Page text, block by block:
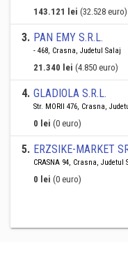
143.121 lei (32.528 euro)
3. PAN EMY S.R.L.
- 468, Crasna, Judetul Salaj
21.340 lei (4.850 euro)
4. GLADIOLA S.R.L.
Str. MORII 476, Crasna,
0 lei (0 euro)
5. ERZSIKE-MARKET
CRASNA 94, Crasna, Judetul
0 lei (0 euro)